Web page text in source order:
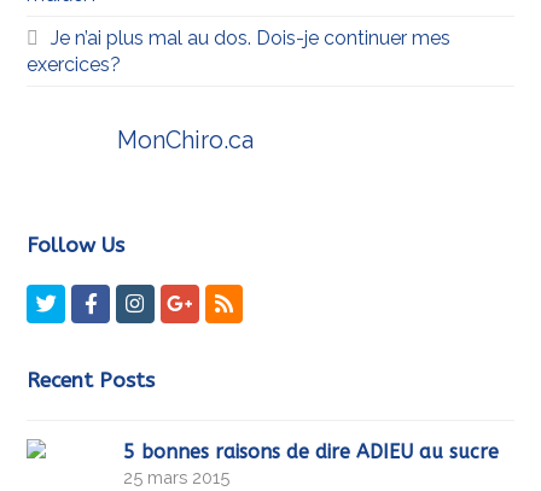
Je n’ai plus mal au dos. Dois-je continuer mes
exercices?
MonChiro.ca
Follow Us
TwitterFacebookInstagramGooglePlus
RSS
Recent Posts
5 bonnes raisons de dire ADIEU au sucre
25 mars 2015